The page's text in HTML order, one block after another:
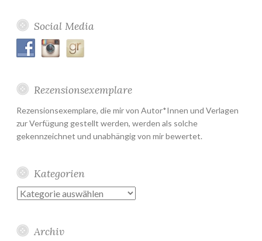
Social Media
Rezensionsexemplare
Rezensionsexemplare, die mir von Autor*Innen und Verlagen
zur Verfügung gestellt werden, werden als solche
gekennzeichnet und unabhängig von mir bewertet.
Kategorien
Kategorien
Archiv